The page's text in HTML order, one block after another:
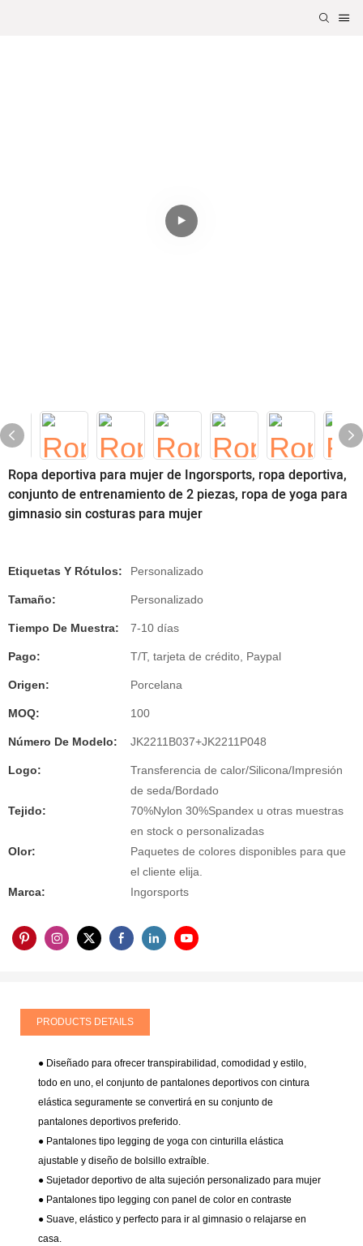
Ropa deportiva para mujer de Ingorsports, ropa deportiva,
conjunto de entrenamiento de 2 piezas, ropa de yoga para
gimnasio sin costuras para mujer
Etiquetas Y Rótulos: Personalizado
Tamaño: Personalizado
Tiempo De Muestra: 7-10 días
Pago: T/T, tarjeta de crédito, Paypal
Origen: Porcelana
MOQ: 100
Número De Modelo: JK2211B037+JK2211P048
Logo:
Transferencia de calor/Silicona/Impresión
de seda/Bordado
Tejido:
70%Nylon 30%Spandex u otras muestras
en stock o personalizadas
Olor:
Paquetes de colores disponibles para que
el cliente elija.
Marca:
Ingorsports
PRODUCTS DETAILS
● Diseñado para ofrecer transpirabilidad, comodidad y estilo,
todo en uno, el conjunto de pantalones deportivos con cintura
elástica seguramente se convertirá en su conjunto de
pantalones deportivos preferido.
● Pantalones tipo legging de yoga con cinturilla elástica
ajustable y diseño de bolsillo extraíble.
● Sujetador deportivo de alta sujeción personalizado para mujer
● Pantalones tipo legging con panel de color en contraste
● Suave, elástico y perfecto para ir al gimnasio o relajarse en
casa.